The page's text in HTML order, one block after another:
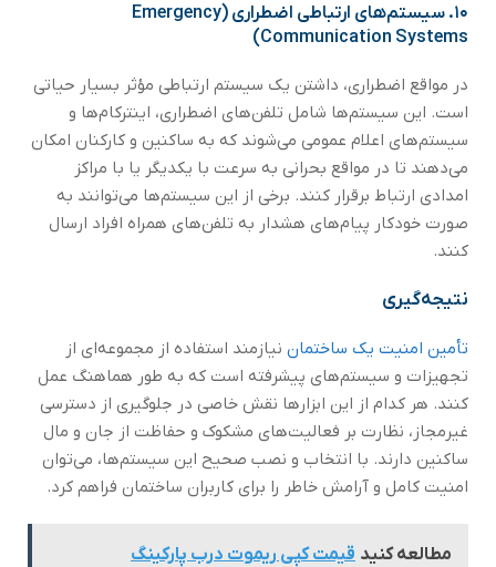
۱۰.
سیستم‌های ارتباطی اضطراری (Emergency
Communication Systems)
در مواقع اضطراری، داشتن یک سیستم ارتباطی مؤثر بسیار حیاتی
است. این سیستم‌ها شامل تلفن‌های اضطراری، اینترکام‌ها و
سیستم‌های اعلام عمومی می‌شوند که به ساکنین و کارکنان امکان
می‌دهند تا در مواقع بحرانی به سرعت با یکدیگر یا با مراکز
امدادی ارتباط برقرار کنند. برخی از این سیستم‌ها می‌توانند به
صورت خودکار پیام‌های هشدار به تلفن‌های همراه افراد ارسال
کنند.
نتیجه‌گیری
تأمین امنیت یک ساختمان نیازمند استفاده از مجموعه‌ای از
تجهیزات و سیستم‌های پیشرفته است که به طور هماهنگ عمل
کنند. هر کدام از این ابزارها نقش خاصی در جلوگیری از دسترسی
غیرمجاز، نظارت بر فعالیت‌های مشکوک و حفاظت از جان و مال
ساکنین دارند. با انتخاب و نصب صحیح این سیستم‌ها، می‌توان
امنیت کامل و آرامش خاطر را برای کاربران ساختمان فراهم کرد.
مطالعه کنید قیمت کپی ریموت درب پارکینگ